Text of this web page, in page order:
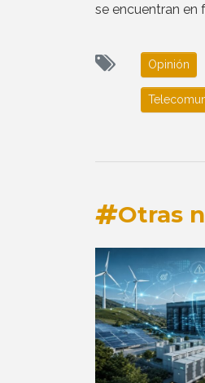
se encuentran en
Opinión
Otras